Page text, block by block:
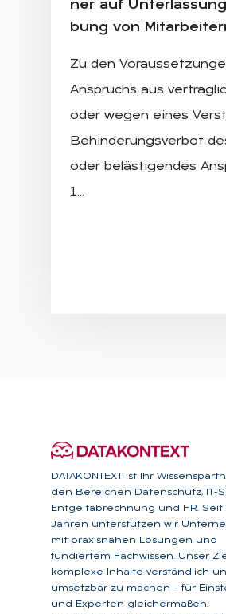
ner auf
bung von
Zu den
Anspruchs aus
oder wegen eines
Behinderungsverbot
oder belästigendes
1…
DATAKONTEXT ist Ihr
den Bereichen Datenschutz, IT-
Entgeltabrechnung und HR. Seit
Jahren unterstützen wir
mit praxisnahen Lösungen und
fundiertem Fachwissen. Unser
komplexe Inhalte verständlich
umsetzbar zu machen – für
und Experten gleichermaßen.